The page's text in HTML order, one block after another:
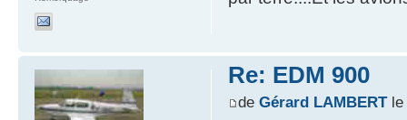
Re: EDM 900
de Gérard LAMBERTle